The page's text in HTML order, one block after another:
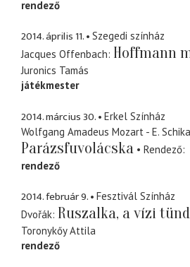
rendező
2014. április 11.
Szegedi színház
Jacques Offenbach Hoffmann
Juronics Tamás
játékmester
2014. március 30.
Erkel Színház
Wolfgang Amadeus Mozart - E.
Parázsfuvolácska Rendező
rendező
2014. február 9.
Fesztivál Színház
Dvořák Ruszalka, a vízi
Toronykőy Attila
rendező